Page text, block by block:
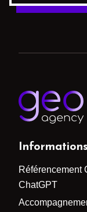
Informations
Référencement
ChatGPT